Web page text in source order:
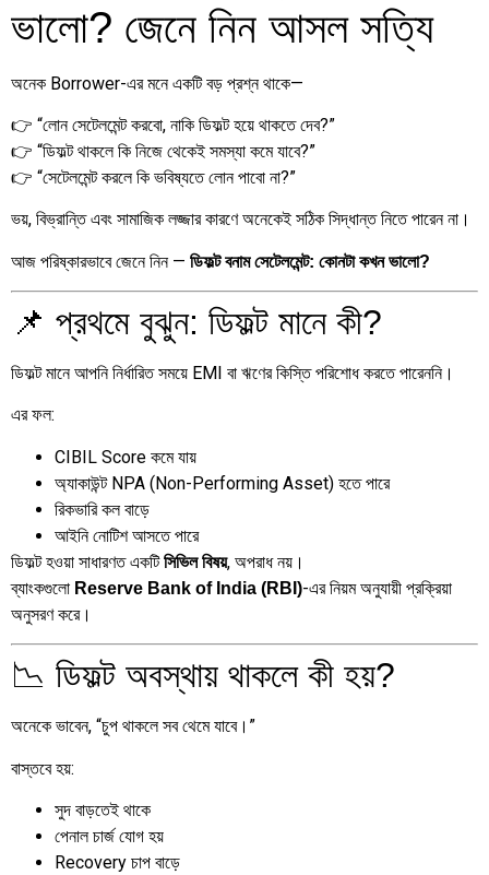
ভালো? জেনে নিন আসল সত্যি
অনেক Borrower-এর মনে একটি বড় প্রশ্ন থাকে—
👉 “লোন সেটেলমেন্ট করবো, নাকি ডিফল্ট হয়ে থাকতে দেব?”
👉 “ডিফল্ট থাকলে কি নিজে থেকেই সমস্যা কমে যাবে?”
👉 “সেটেলমেন্ট করলে কি ভবিষ্যতে লোন পাবো না?”
ভয়, বিভ্রান্তি এবং সামাজিক লজ্জার কারণে অনেকেই সঠিক সিদ্ধান্ত নিতে পারেন না।
আজ পরিষ্কারভাবে জেনে নিন — ডিফল্ট বনাম সেটেলমেন্ট: কোনটা কখন ভালো?
📌 প্রথমে বুঝুন: ডিফল্ট মানে কী?
ডিফল্ট মানে আপনি নির্ধারিত সময়ে EMI বা ঋণের কিস্তি পরিশোধ করতে পারেননি।
এর ফল:
CIBIL Score কমে যায়
অ্যাকাউন্ট NPA (Non-Performing Asset) হতে পারে
রিকভারি কল বাড়ে
আইনি নোটিশ আসতে পারে
ডিফল্ট হওয়া সাধারণত একটিসিভিল বিষয়, অপরাধ নয়।
ব্যাংকগুলো Reserve Bank of India (RBI)-এর নিয়ম অনুযায়ী প্রক্রিয়া
অনুসরণ করে।
📉 ডিফল্ট অবস্থায় থাকলে কী হয়?
অনেকে ভাবেন, “চুপ থাকলে সব থেমে যাবে।”
বাস্তবে হয়:
সুদ বাড়তেই থাকে
পেনাল চার্জ যোগ হয়
Recovery চাপ বাড়ে